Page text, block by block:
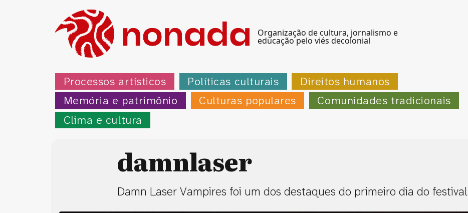
Organização de cultura, jornalismo e
educação pelo viés decolonial
Processos artísticos Políticas culturais
Direitos humanos
Memória e patrimônio
Culturas populares
Comunidades tradicionais
Clima e cultura
damnlaser
Damn Laser Vampires foi um dos destaques do primeiro dia do festival